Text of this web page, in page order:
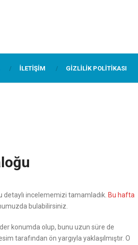
İLETIŞIM GIZLILIK POLITIKASI
incelememizi tamamladık. Bu hafta
bulabilirsiniz.
konumda olup, bunu uzun süre de
tarafından ön yargıyla yaklaşılmıştır. O